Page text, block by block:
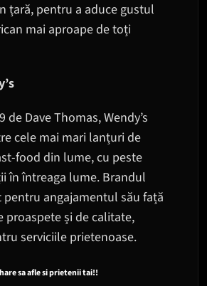
țară, pentru a aduce gustul
mai aproape de toți
de Dave Thomas, Wendy’s
cele mai mari lanțuri de
food din lume, cu peste
în întreaga lume. Brandul
angajamentul său față
proaspete și de calitate,
serviciile prietenoase.
sa afle si prietenii tai!!